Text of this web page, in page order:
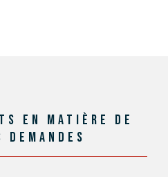
EN MATIÈRE
DE